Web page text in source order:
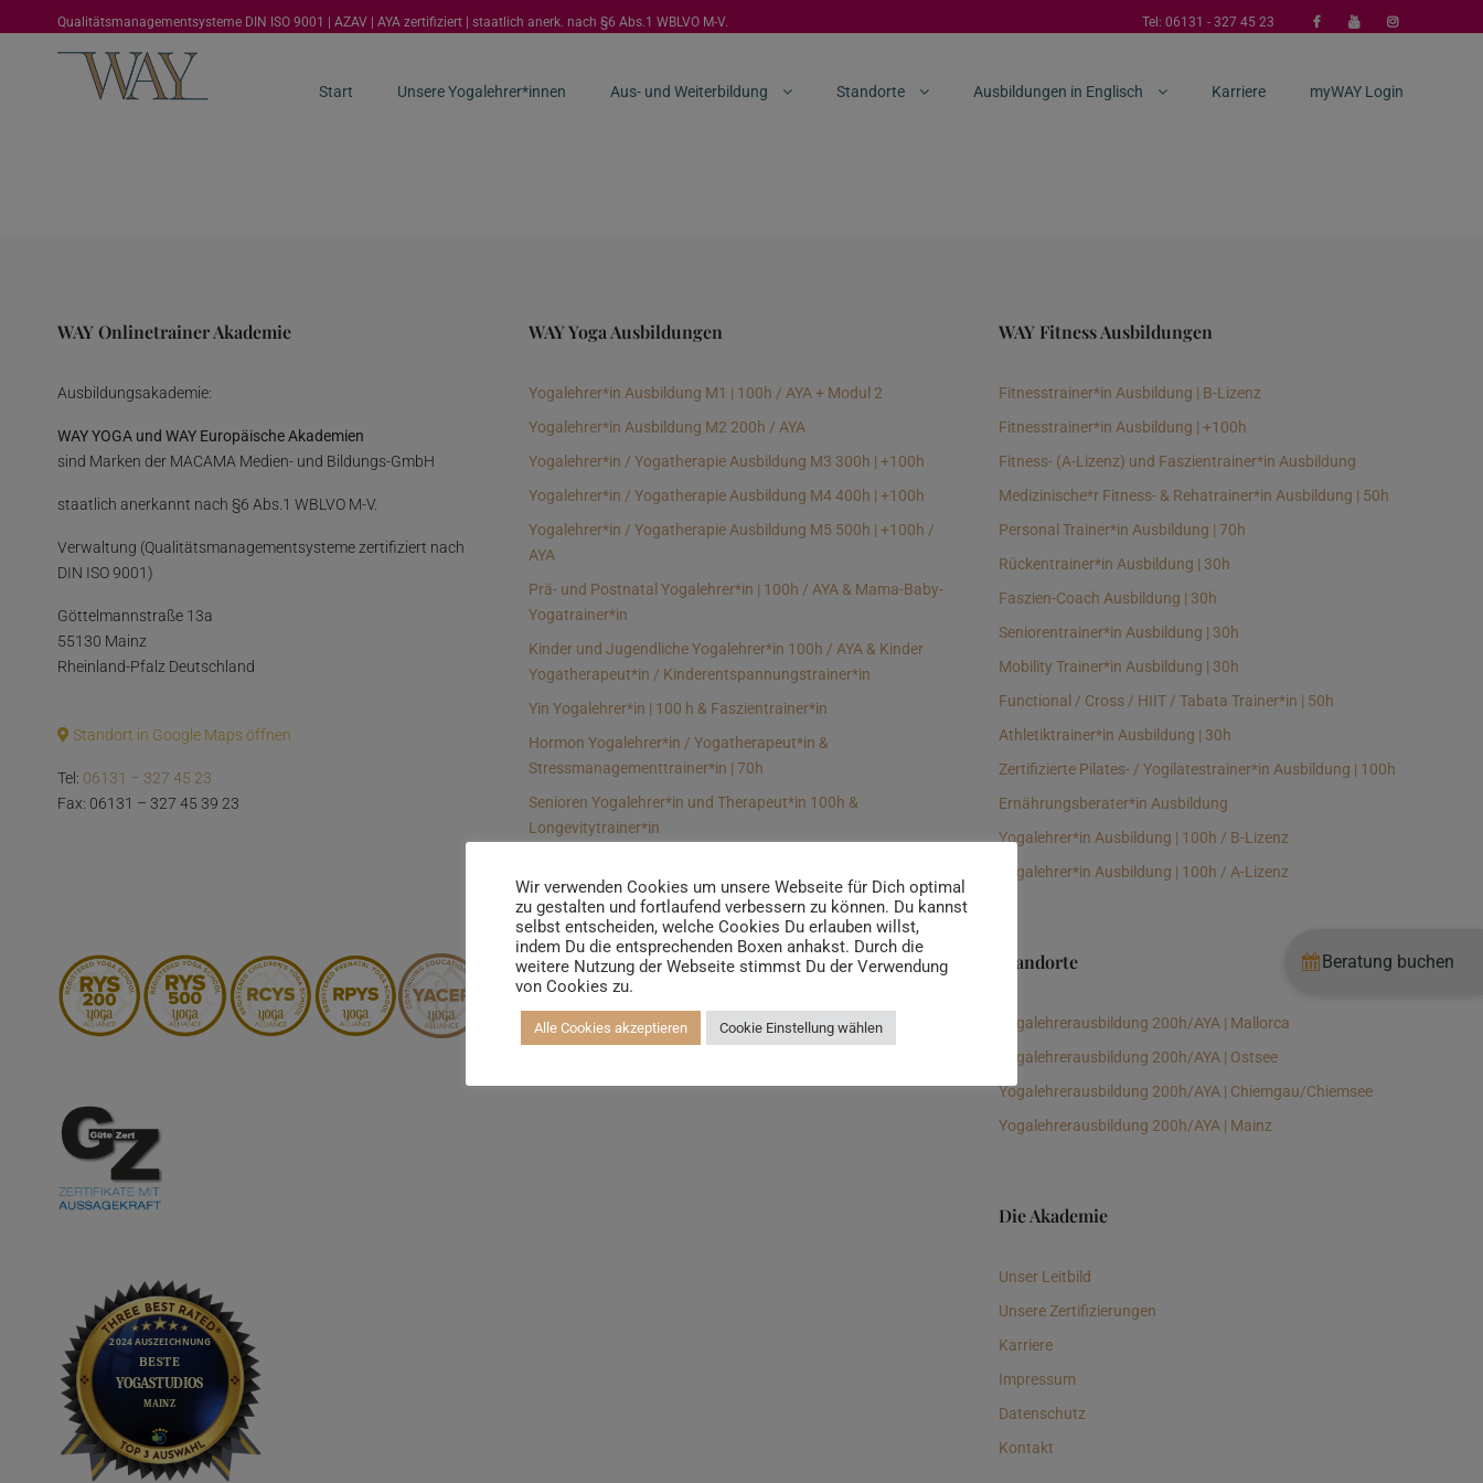
Qualitätsmanagementsysteme DIN ISO 9001 | AZAV | AYA zertifiziert | staatlich anerk. nach §6 Abs.1 WBLVO M-V. Tel: 06131 - 327 45 23
Start Unsere Yogalehrer*innen Aus- und Weiterbildung Standorte Ausbildungen in Englisch Karriere myWAY Login
WAY Onlinetrainer Akademie
Ausbildungsakademie:
WAY YOGA und WAY Europäische Akademien
sind Marken der MACAMA Medien- und Bildungs-GmbH
staatlich anerkannt nach §6 Abs.1 WBLVO M-V.
Verwaltung (Qualitätsmanagementsysteme zertifiziert nach
DIN ISO 9001)
Göttelmannstraße 13a
55130 Mainz
Rheinland-Pfalz Deutschland
Standort in Google Maps öffnen
Tel: 06131 – 327 45 23
Fax: 06131 – 327 45 39 23
WAY Yoga Ausbildungen
Yogalehrer*in Ausbildung M1 | 100h / AYA + Modul 2
Yogalehrer*in Ausbildung M2 200h / AYA
Yogalehrer*in / Yogatherapie Ausbildung M3 300h | +100h
Yogalehrer*in / Yogatherapie Ausbildung M4 400h | +100h
Yogalehrer*in / Yogatherapie Ausbildung M5 500h | +100h /
AYA
Prä- und Postnatal Yogalehrer*in | 100h / AYA & Mama-Baby-
Yogatrainer*in
Kinder und Jugendliche Yogalehrer*in 100h / AYA & Kinder
Yogatherapeut*in / Kinderentspannungstrainer*in
Yin Yogalehrer*in | 100 h & Faszientrainer*in
Hormon Yogalehrer*in / Yogatherapeut*in &
Stressmanagementtrainer*in | 70h
Senioren Yogalehrer*in und Therapeut*in 100h &
Longevitytrainer*in
Meditationsleiter*in | 50h & Achtsamkeitstrainer*in
Yoga Alignmenttrainer*in | 40h
Yoga Hilfsmitteltrainer*in Ausbildung | 10 h
WAY Fitness Ausbildungen
Fitnesstrainer*in Ausbildung | B-Lizenz
Fitnesstrainer*in Ausbildung | +100h
Fitness- (A-Lizenz) und Faszientrainer*in Ausbildung
Medizinische*r Fitness- & Rehatrainer*in Ausbildung | 50h
Personal Trainer*in Ausbildung | 70h
Rückentrainer*in Ausbildung | 30h
Faszien-Coach Ausbildung | 30h
Seniorentrainer*in Ausbildung | 30h
Mobility Trainer*in Ausbildung | 30h
Functional / Cross / HIIT / Tabata Trainer*in | 50h
Athletiktrainer*in Ausbildung | 30h
Zertifizierte Pilates- / Yogilatestrainer*in Ausbildung | 100h
Ernährungsberater*in Ausbildung
Yogalehrer*in Ausbildung | 100h / B-Lizenz
Yogalehrer*in Ausbildung | 100h / A-Lizenz
Standorte
Yogalehrerausbildung 200h/AYA | Mallorca
Yogalehrerausbildung 200h/AYA | Ostsee
Yogalehrerausbildung 200h/AYA | Chiemgau/Chiemsee
Yogalehrerausbildung 200h/AYA | Mainz
Die Akademie
Unser Leitbild
Unsere Zertifizierungen
Karriere
Impressum
Datenschutz
Kontakt
Wir verwenden Cookies um unsere Webseite für Dich optimal
zu gestalten und fortlaufend verbessern zu können. Du kannst
selbst entscheiden, welche Cookies Du erlauben willst,
indem Du die entsprechenden Boxen anhakst. Durch die
weitere Nutzung der Webseite stimmst Du der Verwendung
von Cookies zu.
Alle Cookies akzeptieren Cookie Einstellung wählen
Beratung buchen